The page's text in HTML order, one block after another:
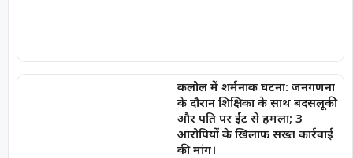
कलोल में शर्मनाक घटना: जनगणना
के दौरान शिक्षिका के साथ बदसलूकी
और पति पर ईंट से हमला; 3
आरोपियों के खिलाफ सख्त कार्रवाई
की मांग।